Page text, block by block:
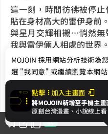
95
這一刻，時間彷彿被停
貼在身材高大的雷伊身前。
與星月交輝相襯…悄然無
我與雷伊倆人相處的世界。
……
（雷伊說的……現實…與
那是…什麼呢……？
就在充滿謎團不解的我
咚」一聲，猶如跑馬燈
中一幕幕地閃過。
點擊 加入主畫面
將MOJOIN新增至手機主畫
原創台灣漫畫、小說線上看
MOJOIN 採用網站分析技術為
選 "我同意" 或繼續瀏覽本網
Cookie，欲瞭解更多資訊請見
我